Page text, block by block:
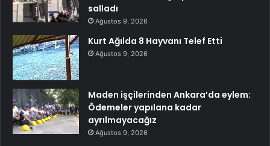
salladı
Ağustos 9, 2026
Kurt Ağılda 8 Hayvanı Telef Etti
Ağustos 9, 2026
Maden işçilerinden Ankara’da eylem:
Ödemeler yapılana kadar
ayrılmayacağız
Ağustos 9, 2026